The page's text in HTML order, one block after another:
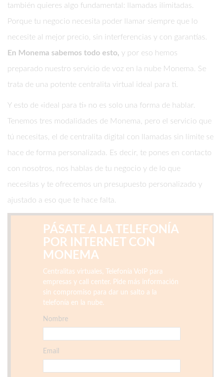
también quieres algo fundamental: llamadas ilimitadas.
Porque tu negocio necesita poder llamar siempre que lo
necesite al mejor precio, sin interferencias y con garantías.
En Monema sabemos todo esto, y por eso hemos
preparado nuestro servicio de voz en la nube Monema. Se
trata de una potente centralita virtual ideal para ti.
Y esto de «ideal para ti» no es solo una forma de hablar.
Tenemos tres modalidades de Monema, pero el servicio que
tú necesitas, el de centralita digital con llamadas sin límite se
hace de forma personalizada. Es decir, te pones en contacto
con nosotros, nos hablas de tu negocio y de lo que
necesitas y te ofrecemos un presupuesto personalizado y
ajustado a eso que te hace falta.
PÁSATE A LA TELEFONÍA
POR INTERNET CON
MONEMA
Centralitas virtuales, Telefonía VoIP para
empresas y call center. Pide más información
sin compromiso para dar un salto a la
telefonía en la nube.
Nombre
Email